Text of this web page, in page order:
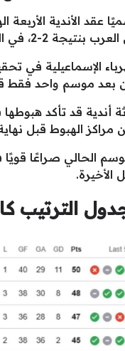
عقد الأندية
أقيمت ضمن منافسات الجولة قبل الأخيرة من بطولة الدوري.
الإسماعيلية في
بعد موسم واحد فقط
أندية قد تأكد
مراكز الهبوط قبل
الحالي صراعًا قويًا
الأخيرة.
الترتيب